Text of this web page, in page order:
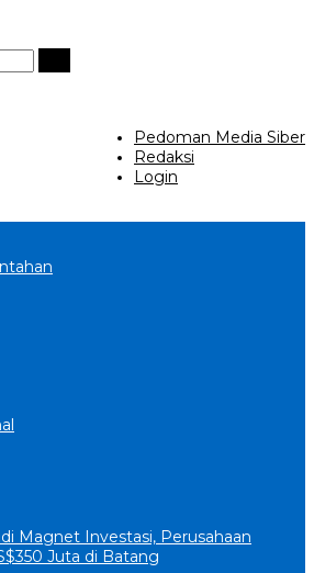
Pedoman Media Siber
Redaksi
Login
Magnet Investasi, Perusahaan
Juta di Batang